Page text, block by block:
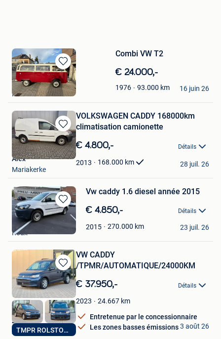
Sauvegarder
dans
Mes
Favoris
Combi VW T2
€ 24.000,-
1976 93.000 km
MotorOnly
Perwez
16 juin 26
Sauvegarder
dans
Mes
Favoris
VOLKSWAGEN CADDY 168000km
climatisation camionette
€ 4.800,- Détails
2013 168.000 km
Alex
Mariakerke
28 juil. 26
Sauvegarder
dans
Mes
Favoris
Vw caddy 1.6 diesel année 2015
€ 4.850,- Détails
2015 270.000 km
Automobile Sam
Roux
23 juil. 26
Sauvegarder
dans
Mes
Favoris
TMPR ROLSTOELAUTO
VW CADDY
/TPMR/AUTOMATIQUE/24000KM
€ 37.950,- Détails
2023 24.667 km
Entretenue par le concessionnaire
Les zones basses émissions
ZAR
Aartselaar
3 août 26